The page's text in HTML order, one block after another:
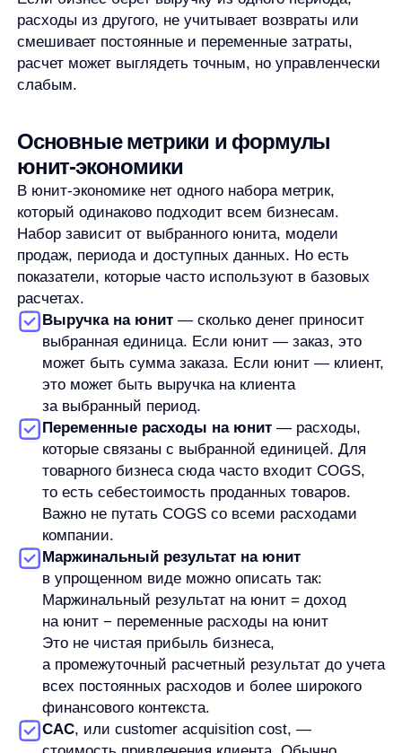
учитывать средний чек, частоту покупок, срок
жизни клиента и удержание. Формула зависит
от бизнес-модели и доступных данных,
поэтому ее нельзя подавать как
универсальную.
пользователя. Эти показатели полезны
в пользовательских моделях,
но не обязательны для каждого расчета юнит-
экономики.
AOV, или средний чек, часто используют в e-
commerce. Он показывает среднюю сумму
заказа и может быть полезен при анализе
экономики заказа, категории или клиента.
Главное правило: метрика должна быть связана
с выбранным юнитом. CAC уместен не в каждом
расчете. LTV требует данных о повторных покупках
или сроке жизни клиента. COGS важен для
товарной экономики, но не описывает все расходы
бизнеса. Маржинальный результат помогает
понять механику юнита, но не заменяет полный
расчет прибыли.
Как посчитать юнит-экономику:
базовый порядок
Для первого приближения расчет можно разложить
на шесть шагов.